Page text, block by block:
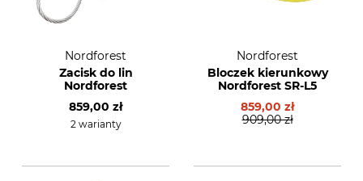
Nordforest
Zacisk do lin
Nordforest
859,00 zł
2 warianty
Nordforest
Bloczek kierunkowy
Nordforest SR-L5
859,00 zł
909,00 zł